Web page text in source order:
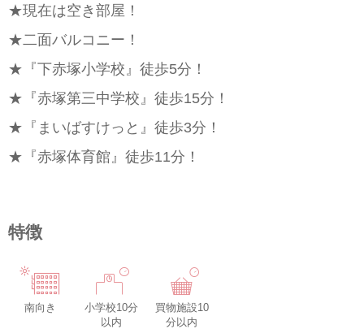
★現在は空き部屋！
★二面バルコニー！
★『下赤塚小学校』徒歩5分！
★『赤塚第三中学校』徒歩15分！
★『まいばすけっと』徒歩3分！
★『赤塚体育館』徒歩11分！
特徴
南向き
小学校10分
以内
買物施設10
分以内